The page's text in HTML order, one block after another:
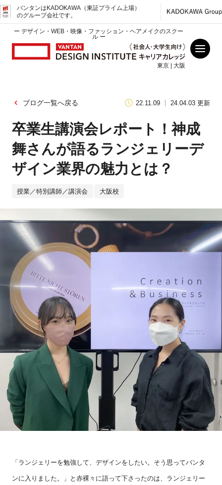
バンタンはKADOKAWA（東証プライム上場）
のグループ会社です。
ー デザイン・WEB・映像・ファッション・ヘアメイクのスクー
ル ー
東京 | 大阪
ブログ一覧へ戻る 22.11.09 24.04.03 更新
卒業生講演会レポート！神成
舞さんが語るランジェリーデ
ザイン業界の魅力とは？
授業／特別講師／講演会 大阪校
「ランジェリーを勉強して、デザインをしたい。そう思ってバンタ
ンに入りました。」と赤裸々に語って下さったのは、ランジェリー